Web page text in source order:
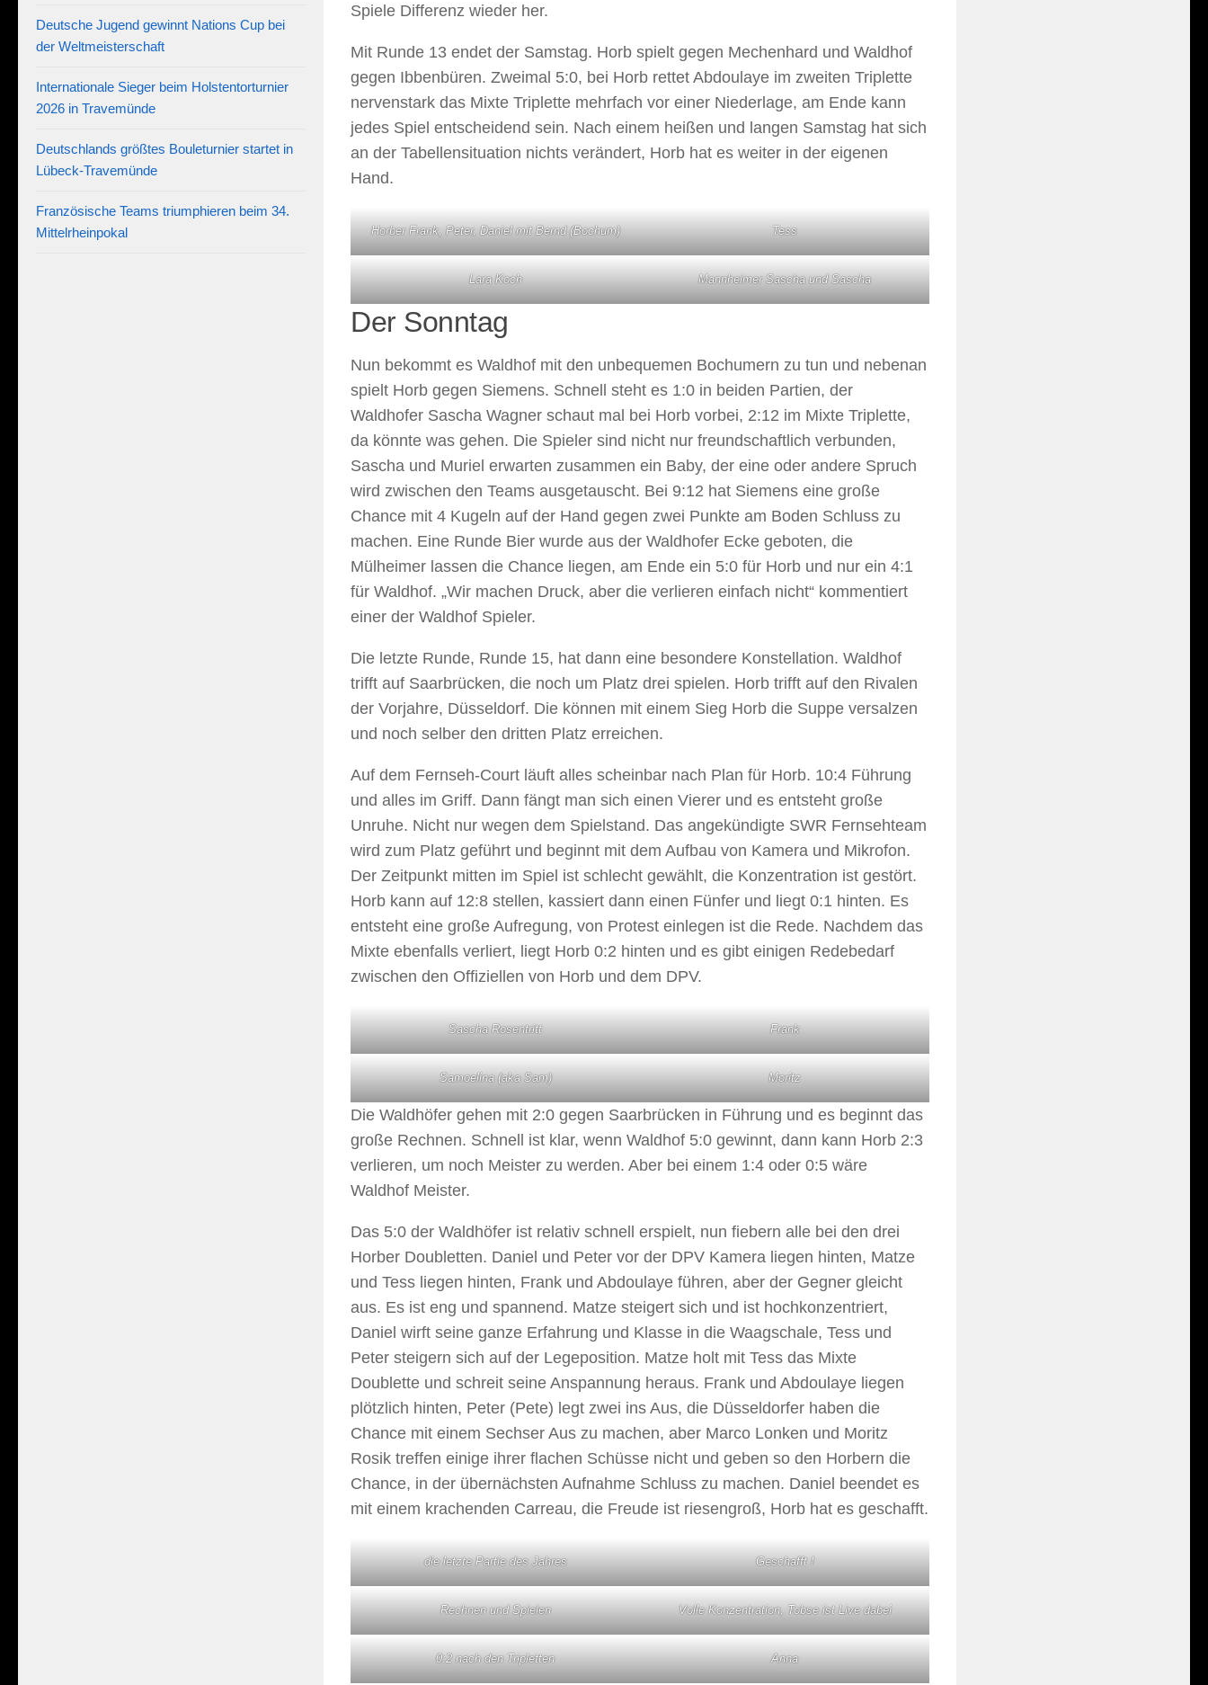
Spiele Differenz wieder her.
Mit Runde 13 endet der Samstag. Horb spielt gegen Mechenhard und Waldhof
gegen Ibbenbüren. Zweimal 5:0, bei Horb rettet Abdoulaye im zweiten Triplette
nervenstark das Mixte Triplette mehrfach vor einer Niederlage, am Ende kann
jedes Spiel entscheidend sein. Nach einem heißen und langen Samstag hat sich
an der Tabellensituation nichts verändert, Horb hat es weiter in der eigenen
Hand.
Horber Frank, Peter, Daniel mit Bernd (Bochum) Tess
Lara Koch Mannheimer Sascha und Sascha
Der Sonntag
Nun bekommt es Waldhof mit den unbequemen Bochumern zu tun und nebenan
spielt Horb gegen Siemens. Schnell steht es 1:0 in beiden Partien, der
Waldhofer Sascha Wagner schaut mal bei Horb vorbei, 2:12 im Mixte Triplette,
da könnte was gehen. Die Spieler sind nicht nur freundschaftlich verbunden,
Sascha und Muriel erwarten zusammen ein Baby, der eine oder andere Spruch
wird zwischen den Teams ausgetauscht. Bei 9:12 hat Siemens eine große
Chance mit 4 Kugeln auf der Hand gegen zwei Punkte am Boden Schluss zu
machen. Eine Runde Bier wurde aus der Waldhofer Ecke geboten, die
Mülheimer lassen die Chance liegen, am Ende ein 5:0 für Horb und nur ein 4:1
für Waldhof. „Wir machen Druck, aber die verlieren einfach nicht“ kommentiert
einer der Waldhof Spieler.
Die letzte Runde, Runde 15, hat dann eine besondere Konstellation. Waldhof
trifft auf Saarbrücken, die noch um Platz drei spielen. Horb trifft auf den Rivalen
der Vorjahre, Düsseldorf. Die können mit einem Sieg Horb die Suppe versalzen
und noch selber den dritten Platz erreichen.
Auf dem Fernseh-Court läuft alles scheinbar nach Plan für Horb. 10:4 Führung
und alles im Griff. Dann fängt man sich einen Vierer und es entsteht große
Unruhe. Nicht nur wegen dem Spielstand. Das angekündigte SWR Fernsehteam
wird zum Platz geführt und beginnt mit dem Aufbau von Kamera und Mikrofon.
Der Zeitpunkt mitten im Spiel ist schlecht gewählt, die Konzentration ist gestört.
Horb kann auf 12:8 stellen, kassiert dann einen Fünfer und liegt 0:1 hinten. Es
entsteht eine große Aufregung, von Protest einlegen ist die Rede. Nachdem das
Mixte ebenfalls verliert, liegt Horb 0:2 hinten und es gibt einigen Redebedarf
zwischen den Offiziellen von Horb und dem DPV.
Sascha Rosentritt Frank
Samoelina (aka Sam) Moritz
Die Waldhöfer gehen mit 2:0 gegen Saarbrücken in Führung und es beginnt das
große Rechnen. Schnell ist klar, wenn Waldhof 5:0 gewinnt, dann kann Horb 2:3
verlieren, um noch Meister zu werden. Aber bei einem 1:4 oder 0:5 wäre
Waldhof Meister.
Das 5:0 der Waldhöfer ist relativ schnell erspielt, nun fiebern alle bei den drei
Horber Doubletten. Daniel und Peter vor der DPV Kamera liegen hinten, Matze
und Tess liegen hinten, Frank und Abdoulaye führen, aber der Gegner gleicht
aus. Es ist eng und spannend. Matze steigert sich und ist hochkonzentriert,
Daniel wirft seine ganze Erfahrung und Klasse in die Waagschale, Tess und
Peter steigern sich auf der Legeposition. Matze holt mit Tess das Mixte
Doublette und schreit seine Anspannung heraus. Frank und Abdoulaye liegen
plötzlich hinten, Peter (Pete) legt zwei ins Aus, die Düsseldorfer haben die
Chance mit einem Sechser Aus zu machen, aber Marco Lonken und Moritz
Rosik treffen einige ihrer flachen Schüsse nicht und geben so den Horbern die
Chance, in der übernächsten Aufnahme Schluss zu machen. Daniel beendet es
mit einem krachenden Carreau, die Freude ist riesengroß, Horb hat es geschafft.
die letzte Partie des Jahres Geschafft !
Rechnen und Spielen Volle Konzentration, Tobse ist Live dabei
0:2 nach den Tripletten Anna
Deutsche Jugend gewinnt Nations Cup bei
der Weltmeisterschaft
Internationale Sieger beim Holstentorturnier
2026 in Travemünde
Deutschlands größtes Bouleturnier startet in
Lübeck-Travemünde
Französische Teams triumphieren beim 34.
Mittelrheinpokal